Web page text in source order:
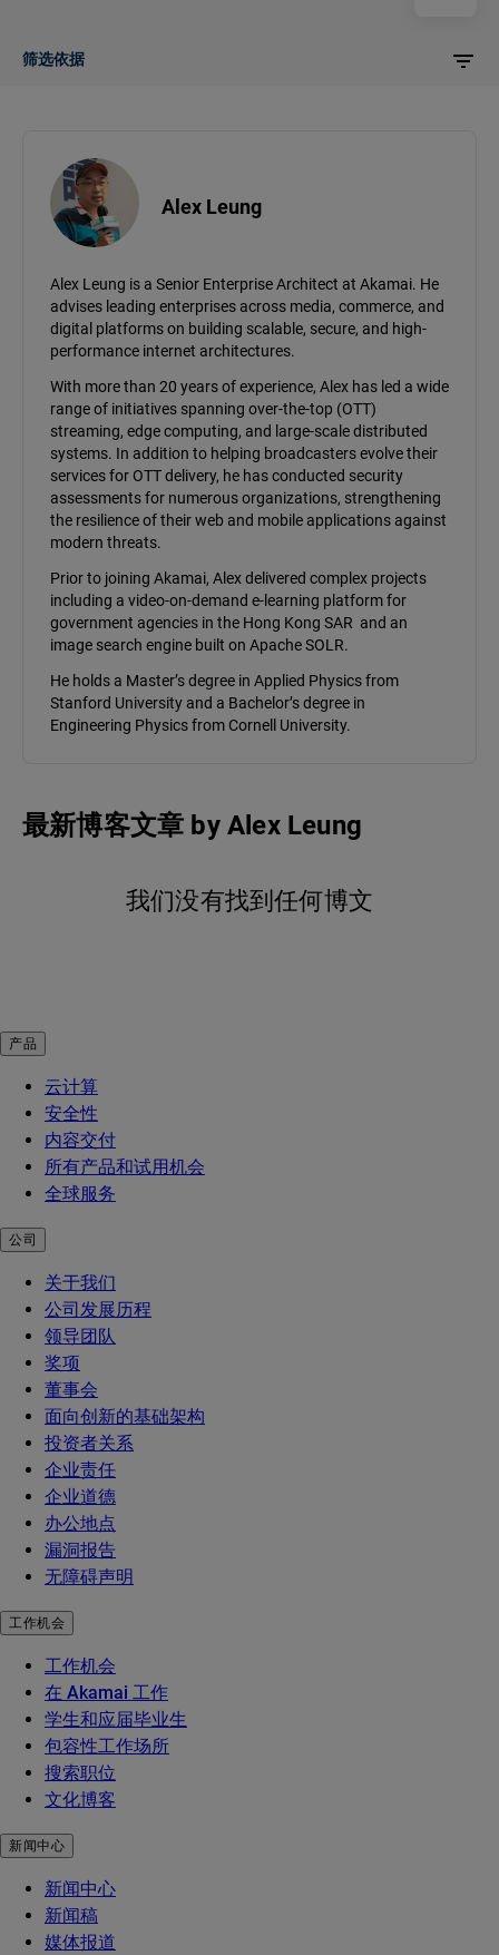
筛选依据
Alex Leung
Alex Leung is a Senior Enterprise Architect at Akamai. He
advises leading enterprises across media, commerce, and
digital platforms on building scalable, secure, and high-
performance internet architectures.
With more than 20 years of experience, Alex has led a wide
range of initiatives spanning over-the-top (OTT)
streaming, edge computing, and large-scale distributed
systems. In addition to helping broadcasters evolve their
services for OTT delivery, he has conducted security
assessments for numerous organizations, strengthening
the resilience of their web and mobile applications against
modern threats.
Prior to joining Akamai, Alex delivered complex projects
including a video-on-demand e-learning platform for
government agencies in the Hong Kong SAR and an
image search engine built on Apache SOLR.
He holds a Master’s degree in Applied Physics from
Stanford University and a Bachelor’s degree in
Engineering Physics from Cornell University.
最新博客文章 byAlex Leung
我们没有找到任何博文
产品
云计算
安全性
内容交付
所有产品和试用机会
全球服务
公司
关于我们
公司发展历程
领导团队
奖项
董事会
面向创新的基础架构
投资者关系
企业责任
企业道德
办公地点
漏洞报告
无障碍声明
工作机会
工作机会
在 Akamai 工作
学生和应届毕业生
包容性工作场所
搜索职位
文化博客
新闻中心
新闻中心
新闻稿
媒体报道